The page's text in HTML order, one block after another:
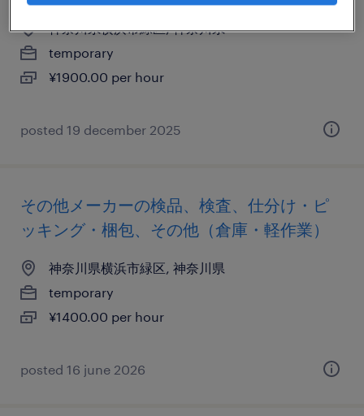
神奈川県横浜市緑区, 神奈川県
temporary
¥1900.00 per hour
posted 19 december 2025
その他メーカーの検品、検査、仕分け・ピ
ッキング・梱包、その他（倉庫・軽作業）
神奈川県横浜市緑区, 神奈川県
temporary
¥1400.00 per hour
posted 16 june 2026